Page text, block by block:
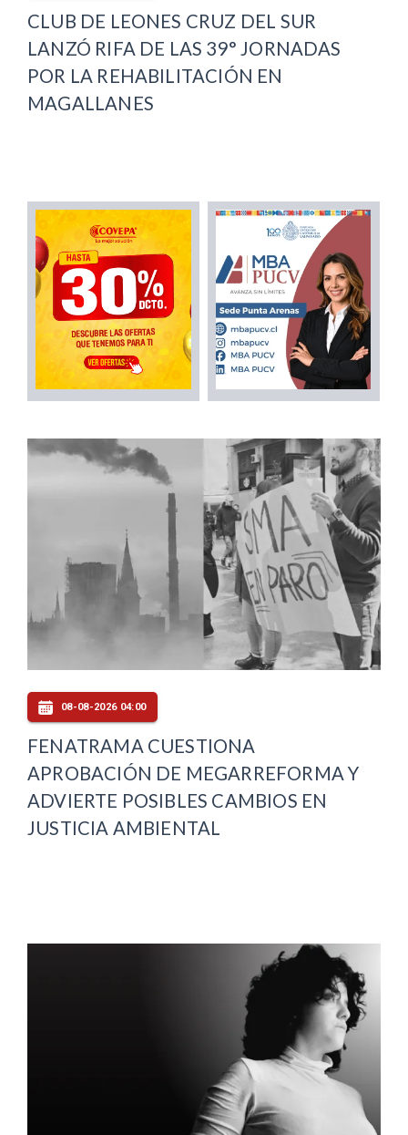
CLUB DE LEONES CRUZ DEL SUR
LANZÓ RIFA DE LAS 39° JORNADAS
POR LA REHABILITACIÓN EN
MAGALLANES
08-08-2026 04:00
FENATRAMA CUESTIONA
APROBACIÓN DE MEGARREFORMA Y
ADVIERTE POSIBLES CAMBIOS EN
JUSTICIA AMBIENTAL